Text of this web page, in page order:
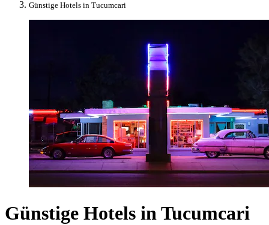
Günstige Hotels in Tucumcari
Günstige Hotels in Tucumcari